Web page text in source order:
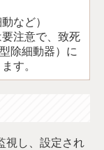
など）
要注意で、致死
除細動器）に
す。
視し、設定され